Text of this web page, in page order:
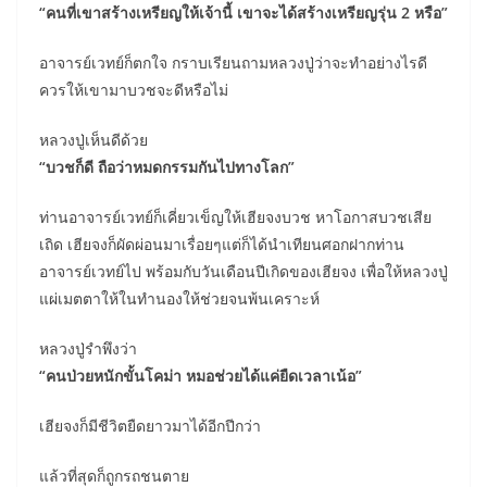
“คนที่เขาสร้างเหรียญให้เจ้านี้ เขาจะได้สร้างเหรียญรุ่น 2 หรือ”
อาจารย์เวทย์ก็ตกใจ กราบเรียนถามหลวงปู่ว่าจะทำอย่างไรดี
ควรให้เขามาบวชจะดีหรือไม่
หลวงปู่เห็นดีด้วย
“บวชก็ดี ถือว่าหมดกรรมกันไปทางโลก”
ท่านอาจารย์เวทย์ก็เคี่ยวเข็ญให้เฮียจงบวช หาโอกาสบวชเสีย
เถิด เฮียจงก็ผัดผ่อนมาเรื่อยๆแต่ก็ได้นำเทียนศอกฝากท่าน
อาจารย์เวทย์ไป พร้อมกับวันเดือนปีเกิดของเฮียจง เพื่อให้หลวงปู่
แผ่เมตตาให้ในทำนองให้ช่วยจนพ้นเคราะห์
หลวงปู่รำพึงว่า
“คนป่วยหนักขั้นโคม่า หมอช่วยได้แค่ยืดเวลาเน้อ”
เฮียจงก็มีชีวิตยืดยาวมาได้อีกปีกว่า
แล้วที่สุดก็ถูกรถชนตาย